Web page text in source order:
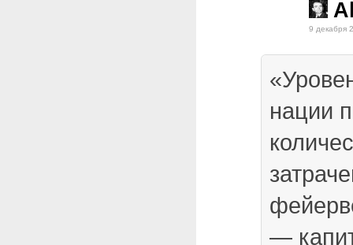
9 декабря
нации
—